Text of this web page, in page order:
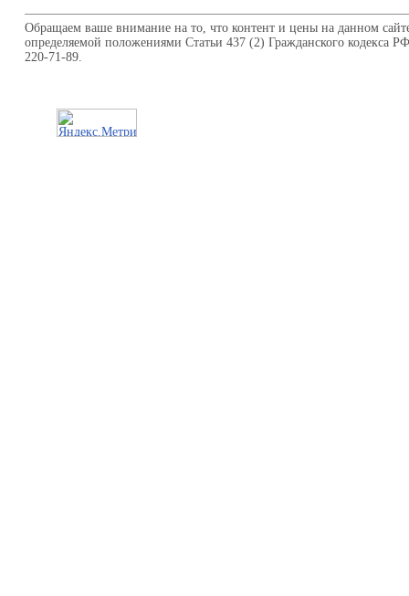
Обращаем ваше внимание на то, что контент и цены на данном
определяемой положениями Статьи 437 (2) Гражданского кодекса
220-71-89.